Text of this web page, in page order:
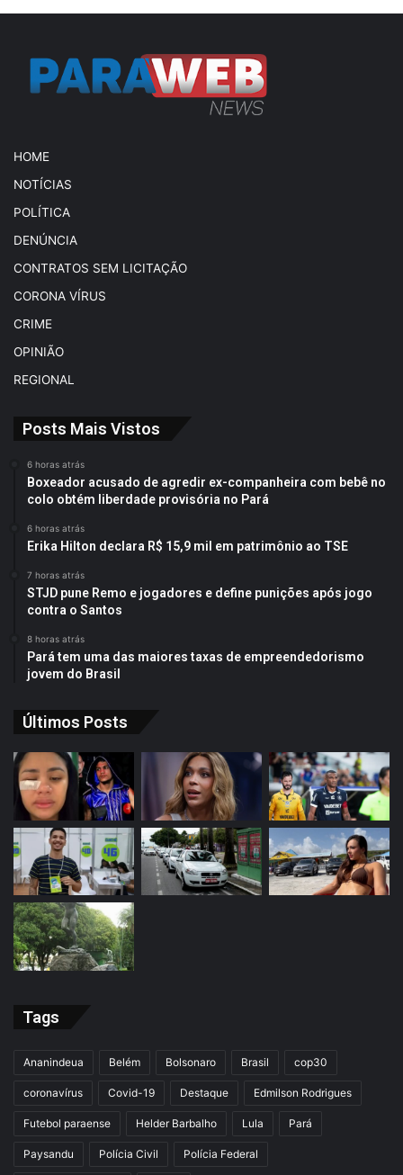
HOME
NOTÍCIAS
POLÍTICA
DENÚNCIA
CONTRATOS SEM LICITAÇÃO
CORONA VÍRUS
CRIME
OPINIÃO
REGIONAL
Posts Mais Vistos
6 horas atrás
Boxeador acusado de agredir ex-companheira com bebê no
colo obtém liberdade provisória no Pará
6 horas atrás
Erika Hilton declara R$ 15,9 mil em patrimônio ao TSE
7 horas atrás
STJD pune Remo e jogadores e define punições após jogo
contra o Santos
8 horas atrás
Pará tem uma das maiores taxas de empreendedorismo
jovem do Brasil
Últimos Posts
Tags
Ananindeua Belém Bolsonaro Brasil cop30
coronavírus Covid-19 Destaque Edmilson Rodrigues
Futebol paraense Helder Barbalho Lula Pará
Paysandu Polícia Civil Polícia Federal